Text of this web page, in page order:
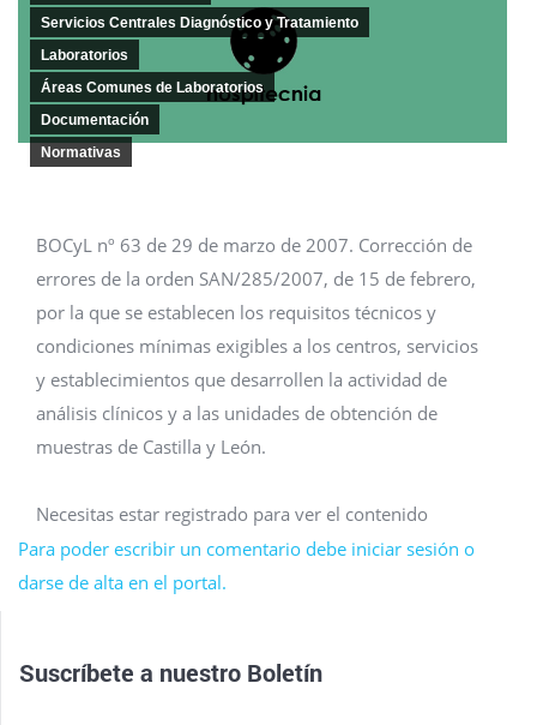
Servicios Centrales Diagnóstico y Tratamiento
Laboratorios
Áreas Comunes de Laboratorios
Documentación
Normativas
BOCyL nº 63 de 29 de marzo de 2007. Corrección de
errores de la orden SAN/285/2007, de 15 de febrero,
por la que se establecen los requisitos técnicos y
condiciones mínimas exigibles a los centros, servicios
y establecimientos que desarrollen la actividad de
análisis clínicos y a las unidades de obtención de
muestras de Castilla y León.
Necesitas estar registrado para ver el contenido
Para poder escribir un comentario debe iniciar sesión o
darse de alta en el portal.
Suscríbete a nuestro Boletín